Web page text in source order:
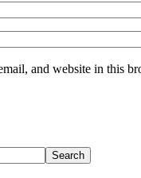
and website in this
Search